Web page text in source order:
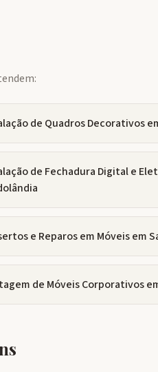
de Quadros Decorativos
de Fechadura Digital e
e Reparos em Móveisem
de Móveis Corporativos